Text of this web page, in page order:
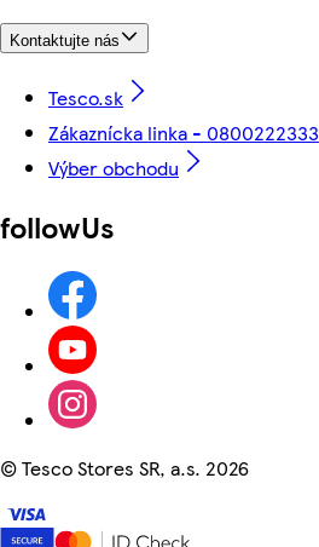
Kontaktujte nás
Tesco.sk
Zákaznícka linka - 0800222333
Výber obchodu
followUs
©Tesco Stores SR, a.s. 2026